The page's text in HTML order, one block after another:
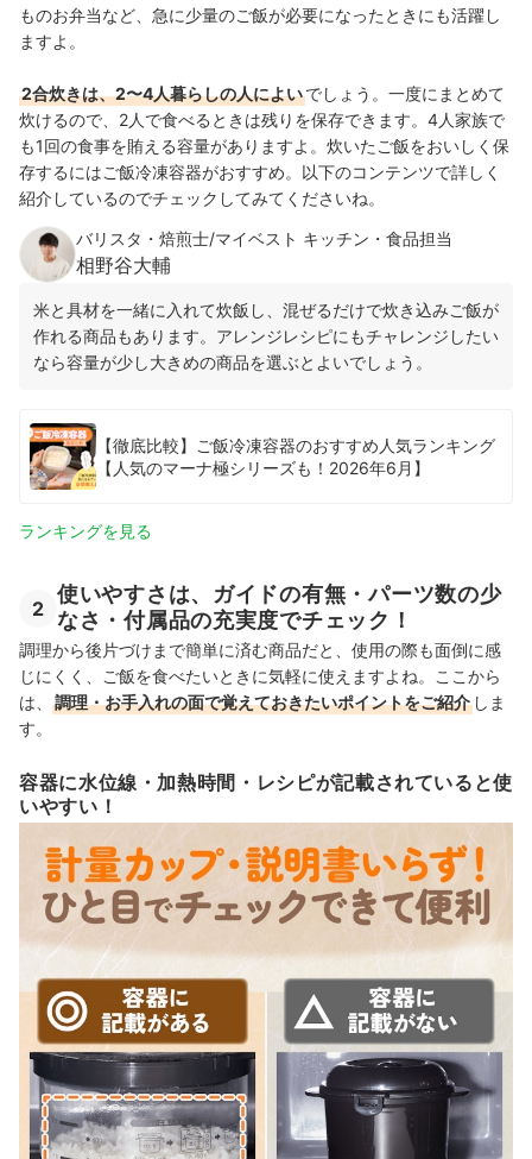
ものお弁当など、急に少量のご飯が必要になったときにも活躍し
ますよ。
2合炊きは、2〜4人暮らしの人によいでしょう。一度にまとめて
炊けるので、2人で食べるときは残りを保存できます。4人家族で
も1回の食事を賄える容量がありますよ。炊いたご飯をおいしく保
存するにはご飯冷凍容器がおすすめ。以下のコンテンツで詳しく
紹介しているのでチェックしてみてくださいね。
バリスタ・焙煎士/マイベスト キッチン・食品担当
相野谷大輔
米と具材を一緒に入れて炊飯し、混ぜるだけで炊き込みご飯が
作れる商品もあります。アレンジレシピにもチャレンジしたい
なら容量が少し大きめの商品を選ぶとよいでしょう。
【徹底比較】ご飯冷凍容器のおすすめ人気ランキング
【人気のマーナ極シリーズも！2026年6月】
ランキングを見る
2
使いやすさは、ガイドの有無・パーツ数の少
なさ・付属品の充実度でチェック！
調理から後片づけまで簡単に済む商品だと、使用の際も面倒に感
じにくく、ご飯を食べたいときに気軽に使えますよね。ここから
は、
調理・お手入れの面で覚えておきたいポイントをご紹介 しま
す。
容器に水位線・加熱時間・レシピが記載されていると使
いやすい！